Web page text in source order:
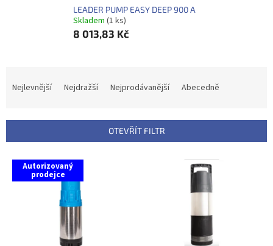
LEADER PUMP EASY DEEP 900 A
Skladem (1 ks)
8 013,83 Kč
í
Nejlevnější Nejdražší Nejprodávanější Abecedně
OTEVŘÍT FILTR
V
p
Autorizovaný
prodejce